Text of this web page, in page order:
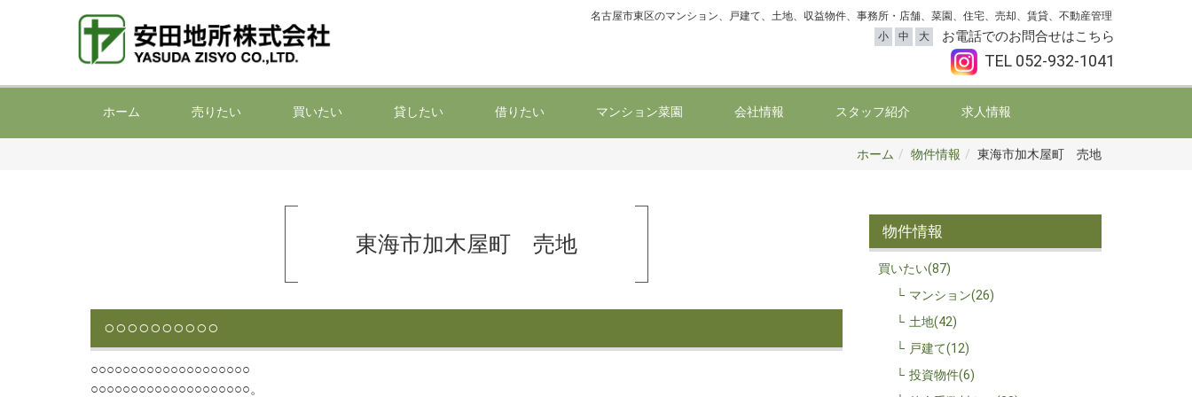
名古屋市東区のマンション、戸建て、土地、収益物件、事務所・店舗、菜園、住宅、売却、賃貸、不動産管理
お電話でのお問合せはこちら
TEL 052-932-1041
小 中 大
ホーム 売りたい 買いたい 貸したい 借りたい マンション菜園 会社情報 スタッフ紹介 求人情報
ホーム 物件情報 東海市加木屋町 売地
東海市加木屋町 売地
○○○○○○○○○○
○○○○○○○○○○○○○○○○○○○○
○○○○○○○○○○○○○○○○○○○○。
物件情報
買いたい(87)
マンション(26)
土地(42)
戸建て(12)
投資物件(6)